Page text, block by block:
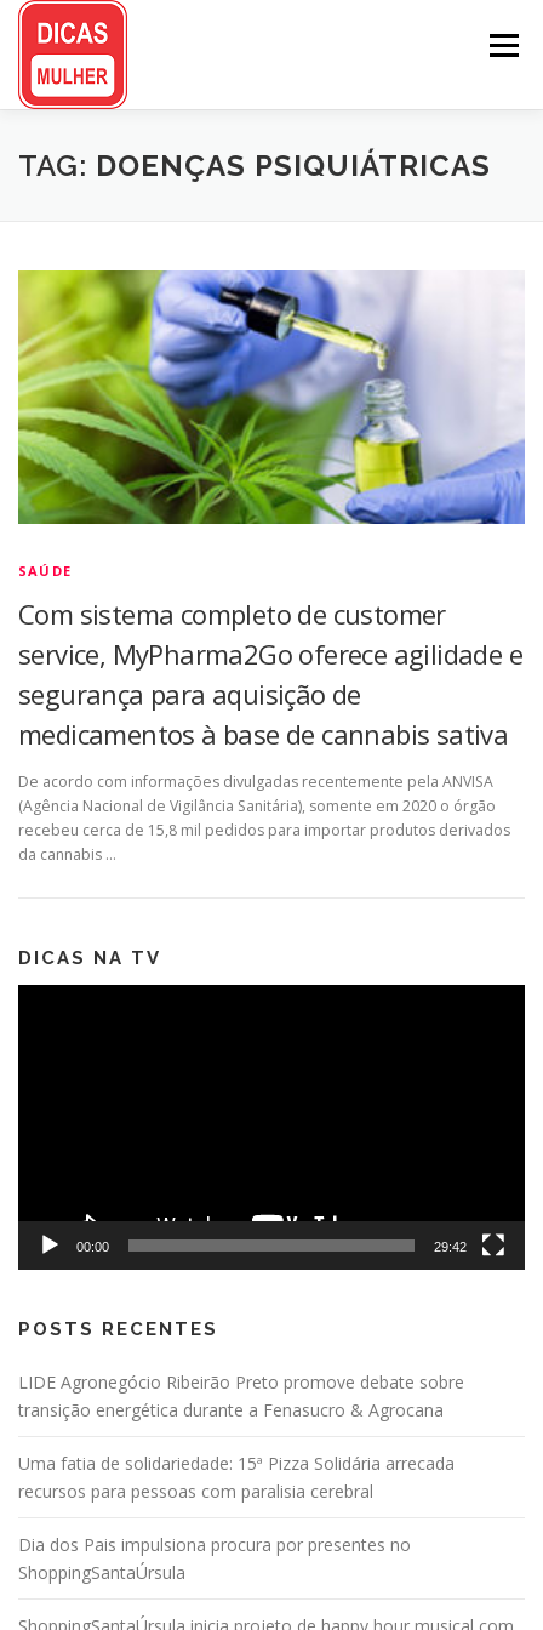
Pular
conteúdo
Menu
TAG: DOENÇAS PSIQUIÁTRICAS
SAÚDE
Com sistema completo de customer
service, MyPharma2Go oferece agilidade e
segurança para aquisição de
medicamentos à base de cannabis sativa
De acordo com informações divulgadas recentemente pela ANVISA
(Agência Nacional de Vigilância Sanitária), somente em 2020 o órgão
recebeu cerca de 15,8 mil pedidos para importar produtos derivados
da cannabis …
DICAS NA TV
00:00 29:42
POSTS RECENTES
LIDE Agronegócio Ribeirão Preto promove debate sobre
transição energética durante a Fenasucro & Agrocana
Uma fatia de solidariedade: 15ª Pizza Solidária arrecada
recursos para pessoas com paralisia cerebral
Dia dos Pais impulsiona procura por presentes no
ShoppingSantaÚrsula